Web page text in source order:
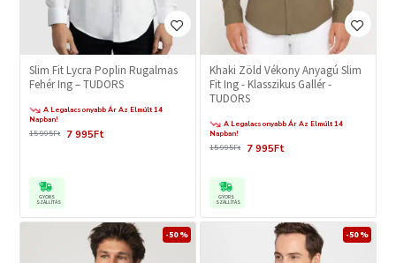
Slim Fit Lycra Poplin Rugalmas
Fehér Ing – TUDORS
A Legalacsonyabb Ár Az Elmúlt 14
Napban!
7 995Ft
15 995Ft
GYORS
SZÁLLÍTÁS
Khaki Zöld Vékony Anyagú Slim
Fit Ing - Klasszikus Gallér -
TUDORS
A Legalacsonyabb Ár Az Elmúlt 14
Napban!
7 995Ft
15 995Ft
GYORS
SZÁLLÍTÁS
-50 % -50 %